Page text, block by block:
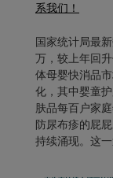
系我们！
国家统计局最
万，较上年回
体母婴快消品
化，其中婴童
肤品每百户家
防尿布疹的屁
持续涌现。这